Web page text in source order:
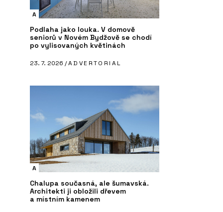
A
Podlaha jako louka. V domově
seniorů v Novém Bydžově se chodí
po vylisovaných květinách
23. 7. 2026 /ADVERTORIAL
A
Chalupa současná, ale šumavská.
Architekti ji obložili dřevem
a místním kamenem